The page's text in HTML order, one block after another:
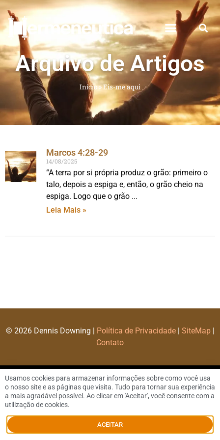
Arquivo de Artigos
Início»Eis-me aqui
Marcos 4:28-29
14/08/2025
“A terra por si própria produz o grão: primeiro o
talo, depois a espiga e, então, o grão cheio na
espiga. Logo que o grão
Leia Mais »
© 2026 Dennis Downing | Política de Privacidade| SiteMap|
Contato
Usamos cookies para armazenar informações sobre como você usa
o nosso site e as páginas que visita. Tudo para tornar sua experiência
a mais agradável possível. Ao clicar em 'Aceitar', você consente com a
utilização de cookies.
ACEITAR